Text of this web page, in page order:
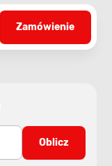
Zamówienie
Oblicz